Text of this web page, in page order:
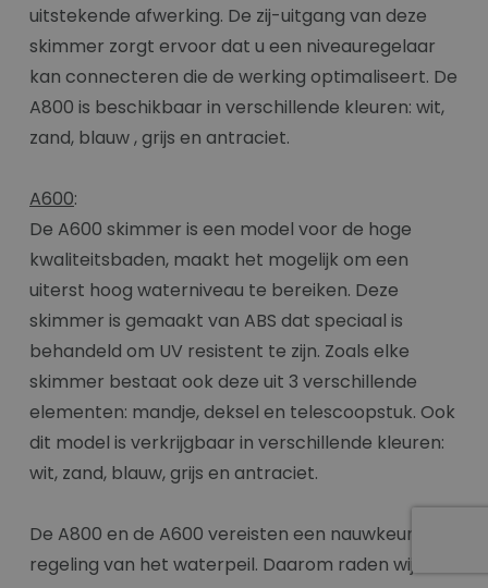
uitstekende afwerking. De zij-uitgang van deze
skimmer zorgt ervoor dat u een niveauregelaar
kan connecteren die de werking optimaliseert. De
A800 is beschikbaar in verschillende kleuren: wit,
zand, blauw , grijs en antraciet.
A600:
De A600 skimmer is een model voor de hoge
kwaliteitsbaden, maakt het mogelijk om een
uiterst hoog waterniveau te bereiken. Deze
skimmer is gemaakt van ABS dat speciaal is
behandeld om UV resistent te zijn. Zoals elke
skimmer bestaat ook deze uit 3 verschillende
elementen: mandje, deksel en telescoopstuk. Ook
dit model is verkrijgbaar in verschillende kleuren:
wit, zand, blauw, grijs en antraciet.
De A800 en de A600 vereisten een nauwkeurige
regeling van het waterpeil. Daarom raden wij ten